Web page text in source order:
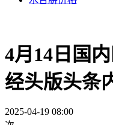
4月14日国
经头版头条
2025-04-19 08:00